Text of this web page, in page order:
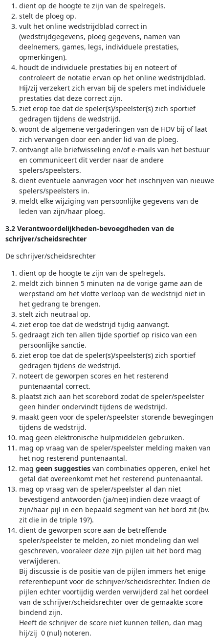
dient op de hoogte te zijn van de spelregels.
stelt de ploeg op.
vult het online wedstrijdblad correct in
(wedstrijdgegevens, ploeg gegevens, namen van
deelnemers, games, legs, individuele prestaties,
opmerkingen).
houdt de individuele prestaties bij en noteert of
controleert de notatie ervan op het online wedstrijdblad.
Hij/zij verzekert zich ervan bij de spelers met individuele
prestaties dat deze correct zijn.
ziet erop toe dat de speler(s)/speelster(s) zich sportief
gedragen tijdens de wedstrijd.
woont de algemene vergaderingen van de HDV bij of laat
zich vervangen door een ander lid van de ploeg.
ontvangt alle briefwisseling en/of e-mails van het bestuur
en communiceert dit verder naar de andere
spelers/speelsters.
dient eventuele aanvragen voor het inschrijven van nieuwe
spelers/speelsters in.
meldt elke wijziging van persoonlijke gegevens van de
leden van zijn/haar ploeg.
3.2 Verantwoordelijkheden-bevoegdheden van de
schrijver/scheidsrechter
De schrijver/scheidsrechter
dient op de hoogte te zijn van de spelregels.
meldt zich binnen 5 minuten na de vorige game aan de
werpstand om het vlotte verloop van de wedstrijd niet in
het gedrang te brengen.
stelt zich neutraal op.
ziet erop toe dat de wedstrijd tijdig aanvangt.
gedraagt zich ten allen tijde sportief op risico van een
persoonlijke sanctie.
ziet erop toe dat de speler(s)/speelster(s) zich sportief
gedragen tijdens de wedstrijd.
noteert de geworpen scores en het resterend
puntenaantal correct.
plaatst zich aan het scorebord zodat de speler/speelster
geen hinder ondervindt tijdens de wedstrijd.
maakt geen voor de speler/speelster storende bewegingen
tijdens de wedstrijd.
mag geen elektronische hulpmiddelen gebruiken.
mag op vraag van de speler/speelster melding maken van
het nog resterend puntenaantal.
mag geen suggestiesvan combinaties opperen, enkel het
getal dat overeenkomt met het resterend puntenaantal.
mag op vraag van de speler/speelster al dan niet
bevestigend antwoorden (ja/nee) indien deze vraagt of
zijn/haar pijl in een bepaald segment van het bord zit (bv.
zit die in de triple 19?).
dient de geworpen score aan de betreffende
speler/speelster te melden, zo niet mondeling dan wel
geschreven, vooraleer deze zijn pijlen uit het bord mag
verwijderen.
Bij discussie is de positie van de pijlen immers het enige
referentiepunt voor de schrijver/scheidsrechter. Indien de
pijlen echter voortijdig werden verwijderd zal het oordeel
van de schrijver/scheidsrechter over de gemaakte score
bindend zijn.
Heeft de schrijver de score niet kunnen tellen, dan mag
hij/zij 0 (nul) noteren.